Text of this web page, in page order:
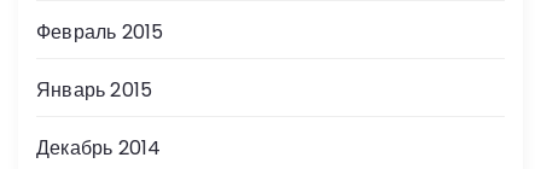
Февраль 2015
Январь 2015
Декабрь 2014